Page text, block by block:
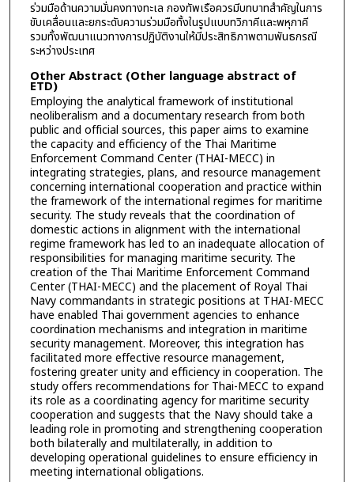
ร่วมมือด้านความมั่นคงทางทะเล กองทัพเรือควรมีบทบาทสำคัญในการ
ขับเคลื่อนและยกระดับความร่วมมือทั้งในรูปแบบทวิภาคีและพหุภาคี
รวมทั้งพัฒนาแนวทางการปฏิบัติงานให้มีประสิทธิภาพตามพันธกรณี
ระหว่างประเทศ
Other Abstract (Other language abstract of
ETD)
Employing the analytical framework of institutional
neoliberalism and a documentary research from both
public and official sources, this paper aims to examine
the capacity and efficiency of the Thai Maritime
Enforcement Command Center (THAI-MECC) in
integrating strategies, plans, and resource management
concerning international cooperation and practice within
the framework of the international regimes for maritime
security. The study reveals that the coordination of
domestic actions in alignment with the international
regime framework has led to an inadequate allocation of
responsibilities for managing maritime security. The
creation of the Thai Maritime Enforcement Command
Center (THAI-MECC) and the placement of Royal Thai
Navy commandants in strategic positions at THAI-MECC
have enabled Thai government agencies to enhance
coordination mechanisms and integration in maritime
security management. Moreover, this integration has
facilitated more effective resource management,
fostering greater unity and efficiency in cooperation. The
study offers recommendations for Thai-MECC to expand
its role as a coordinating agency for maritime security
cooperation and suggests that the Navy should take a
leading role in promoting and strengthening cooperation
both bilaterally and multilaterally, in addition to
developing operational guidelines to ensure efficiency in
meeting international obligations.